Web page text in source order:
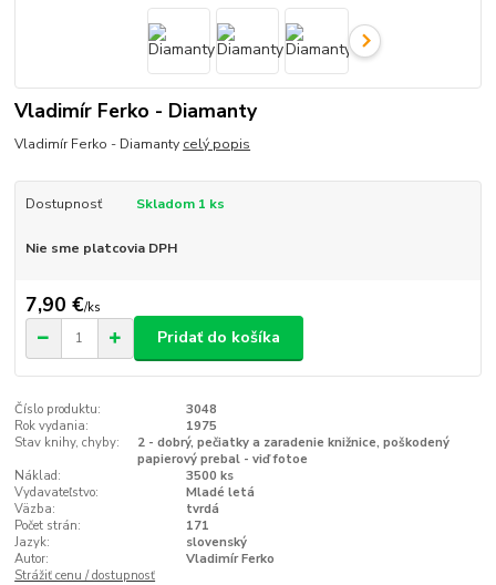
Vladimír Ferko - Diamanty
Vladimír Ferko - Diamanty celý popis
Dostupnosť Skladom 1 ks
Nie sme platcovia DPH
7,90 €/ks
Pridať do košíka
Číslo produktu:
3048
Rok vydania:
1975
Stav knihy, chyby:
2 - dobrý, pečiatky a zaradenie knižnice, poškodený
papierový prebal - viď fotoe
Náklad:
3500 ks
Vydavateľstvo:
Mladé letá
Väzba:
tvrdá
Počet strán:
171
Jazyk:
slovenský
Autor:
Vladimír Ferko
Strážiť cenu / dostupnosť